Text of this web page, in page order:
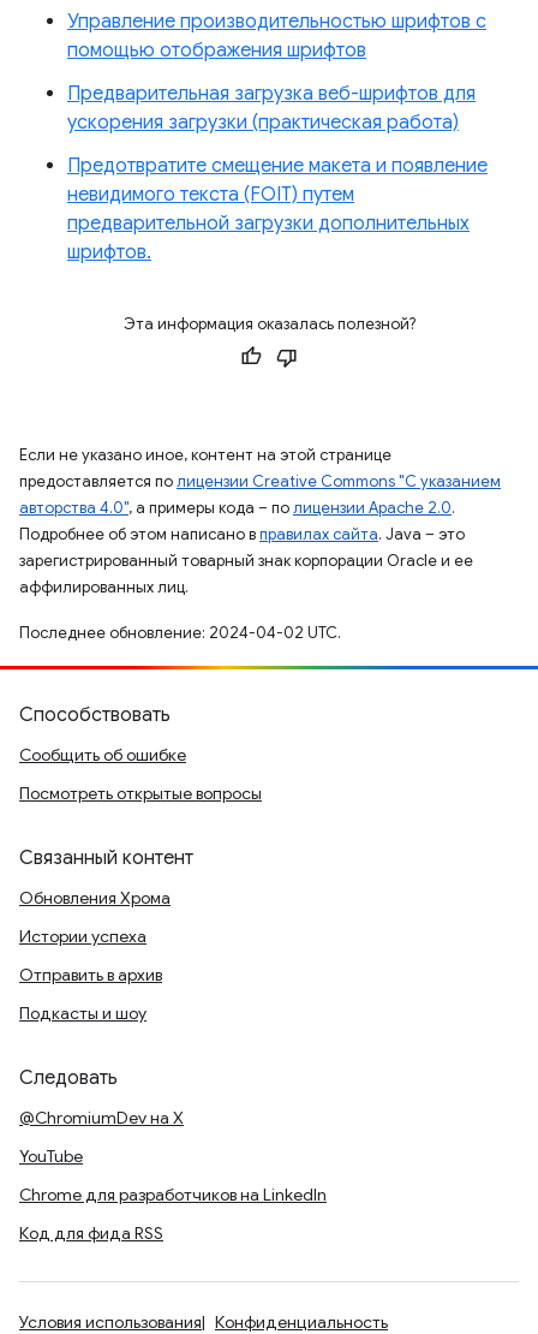
Управление производительностью шрифтов с
помощью отображения шрифтов
Предварительная загрузка веб-шрифтов для
ускорения загрузки (практическая работа)
Предотвратите смещение макета и появление
невидимого текста (FOIT) путем
предварительной загрузки дополнительных
шрифтов.
Эта информация оказалась полезной?
Если не указано иное, контент на этой странице
предоставляется полицензии Creative Commons "С указанием
авторства 4.0", а примеры кода – полицензии Apache 2.0.
Подробнее об этом написано вправилах сайта. Java – это
зарегистрированный товарный знак корпорации Oracle и ее
аффилированных лиц.
Последнее обновление: 2024-04-02 UTC.
Способствовать
Сообщить об ошибке
Посмотреть открытые вопросы
Связанный контент
Обновления Хрома
Истории успеха
Отправить в архив
Подкасты и шоу
Следовать
@ChromiumDev на X
YouTube
Chrome для разработчиков на LinkedIn
Код для фида RSS
Условия использования
Конфиденциальность